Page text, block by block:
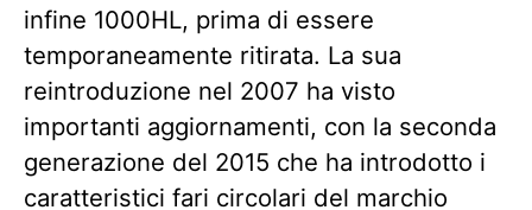
infine 1000HL, prima di essere
temporaneamente ritirata. La sua
reintroduzione nel 2007 ha visto
importanti aggiornamenti, con la seconda
generazione del 2015 che ha introdotto i
caratteristici fari circolari del marchio